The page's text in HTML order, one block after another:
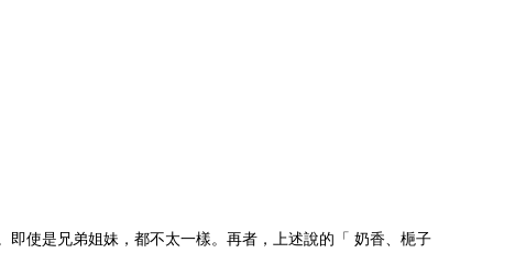
使是兄弟姐妹，都不太一樣。再者，上述說的「 奶香、梔子